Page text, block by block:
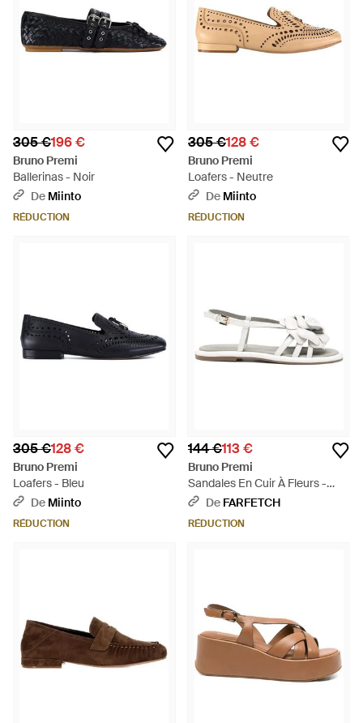
305 €196 €
Bruno Premi
Ballerinas - Noir
De Miinto
RÉDUCTION
305 €128 €
Bruno Premi
Loafers - Neutre
De Miinto
RÉDUCTION
305 €128 €
Bruno Premi
Loafers - Bleu
De Miinto
RÉDUCTION
144 €113 €
Bruno Premi
Sandales En Cuir À Fleurs -
Blanc
De FARFETCH
RÉDUCTION